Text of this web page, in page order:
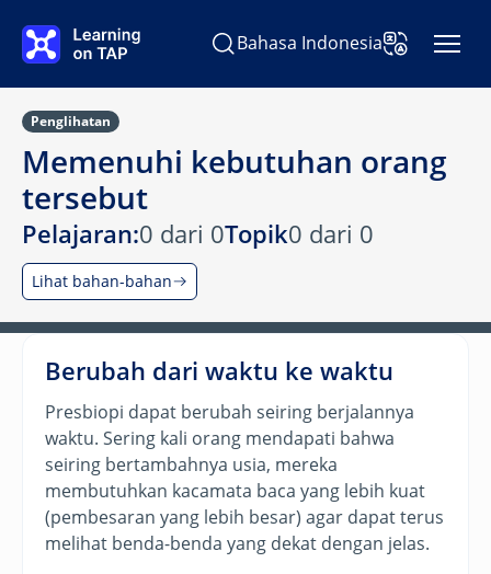
Cari Learning on TAP
Bahasa IndonesiaUbah Bahasa
Penglihatan
Memenuhi kebutuhan orang
tersebut
Pelajaran:0 dari 0Topik0 dari 0
Lihat bahan-bahan
Berubah dari waktu ke waktu
Presbiopi dapat berubah seiring berjalannya
waktu. Sering kali orang mendapati bahwa
seiring bertambahnya usia, mereka
membutuhkan kacamata baca yang lebih kuat
(pembesaran yang lebih besar) agar dapat terus
melihat benda-benda yang dekat dengan jelas.